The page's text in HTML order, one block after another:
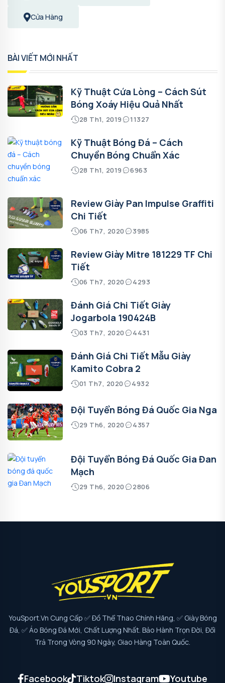
Cửa Hàng
BÀI VIẾT MỚI NHẤT
Kỹ Thuật Cứa Lòng – Cách Sút
Bóng Xoáy Hiệu Quả Nhất
28 Th1, 2019 11327
Kỹ Thuật Bóng Đá – Cách
Chuyền Bóng Chuẩn Xác
28 Th1, 2019 6963
Review Giày Pan Impulse Graffiti
Chi Tiết
06 Th7, 2020 3985
Review Giày Mitre 181229 TF Chi
Tiết
06 Th7, 2020 4293
Đánh Giá Chi Tiết Giày
Jogarbola 190424B
03 Th7, 2020 4431
Đánh Giá Chi Tiết Mẫu Giày
Kamito Cobra 2
01 Th7, 2020 4932
Đội Tuyển Bóng Đá Quốc Gia Nga
29 Th6, 2020 4357
Đội Tuyển Bóng Đá Quốc Gia Đan
Mạch
29 Th6, 2020 2806
YouSport.vn Cung Cấp ✅ Đồ Thể Thao Chính Hãng, ✅ Giày Bóng
Đá, ✅ Áo Bóng Đá Mới, Chất Lượng Nhất. Bảo Hành Trọn Đời, Đổi
Trả Trong Vòng 90 Ngày, Giao Hàng Toàn Quốc.
Facebook Tiktok Instagram Youtube